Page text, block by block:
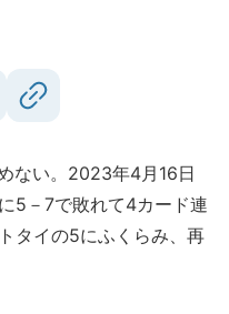
ない。2023年4月16日
5－7で敗れて4カード連
タイの5にふくらみ、再